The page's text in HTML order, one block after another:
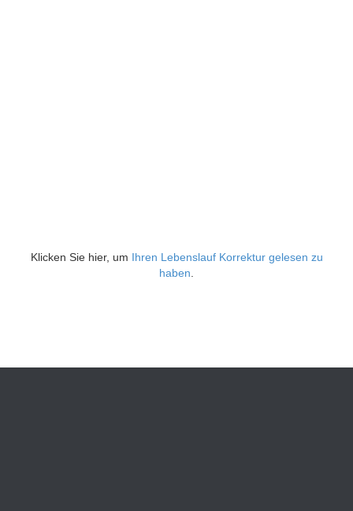
Klicken Sie hier, um Ihren Lebenslauf Korrektur gelesen zu
haben